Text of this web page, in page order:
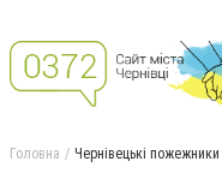
Головна Чернівецькі